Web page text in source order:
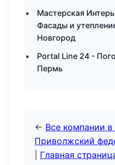
Мастерская
Фасады и
Новгород
Portal Line 24 -
Пермь
← Все компании в
Приволжский
Главная